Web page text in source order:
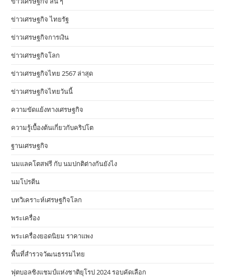
ข่าวเศรษฐกิจ ไทยรัฐ
ข่าวเศรษฐกิจการเงิน
ข่าวเศรษฐกิจโลก
ข่าวเศรษฐกิจไทย 2567 ล่าสุด
ข่าวเศรษฐกิจไทยวันนี้
ความขัดแย้งทางเศรษฐกิจ
ความรู้เบื้องต้นเกี่ยวกับคริปโต
ฐานเศรษฐกิจ
นมแลคโตสฟรี กับ นมปกติต่างกันยังไง
นมโปรตีน
บทวิเคราะห์เศรษฐกิจโลก
พระเครื่อง
พระเครื่องยอดนิยม ราคาแพง
พื้นที่สำรวจวัฒนธรรมไทย
ฟุตบอลชิงแชมป์แห่งชาติยุโรป 2024 รอบคัดเลือก